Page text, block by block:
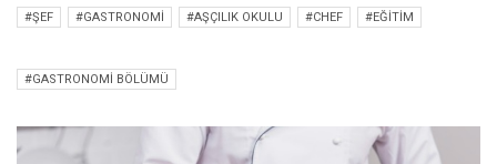
#ŞEF #GASTRONOMI #AŞÇILIK OKULU #CHEF #EĞITIM
#GASTRONOMI BÖLÜMÜ